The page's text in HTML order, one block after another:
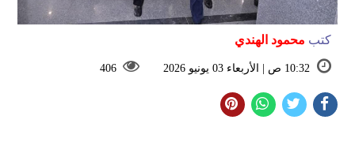
كتب محمود الهندي
10:32 ص | الأربعاء 03 يونيو 2026 406